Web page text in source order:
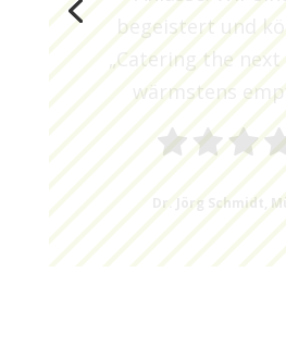
„Catering the next
wärmstens